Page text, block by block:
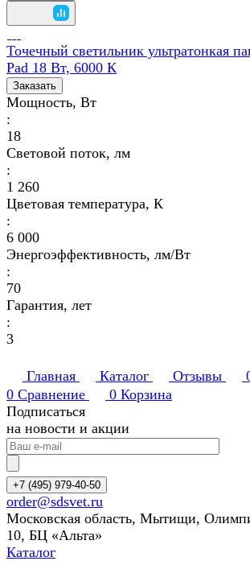
Точечный светильник ультратонкая
Pad 18 Вт, 6000 К
Заказать
Мощность, Вт
:
18
Световой поток, лм
:
1 260
Цветовая температура, К
:
6 000
Энергоэффективность, лм/Вт
:
70
Гарантия, лет
:
3
Главная Каталог Отзывы
0 Сравнение 0 Корзина
Подписаться
на новости и акции
+7 (495) 979-40-50
order@sdsvet.ru
Московская область, Мытищи,
10, БЦ «Альта»
Каталог